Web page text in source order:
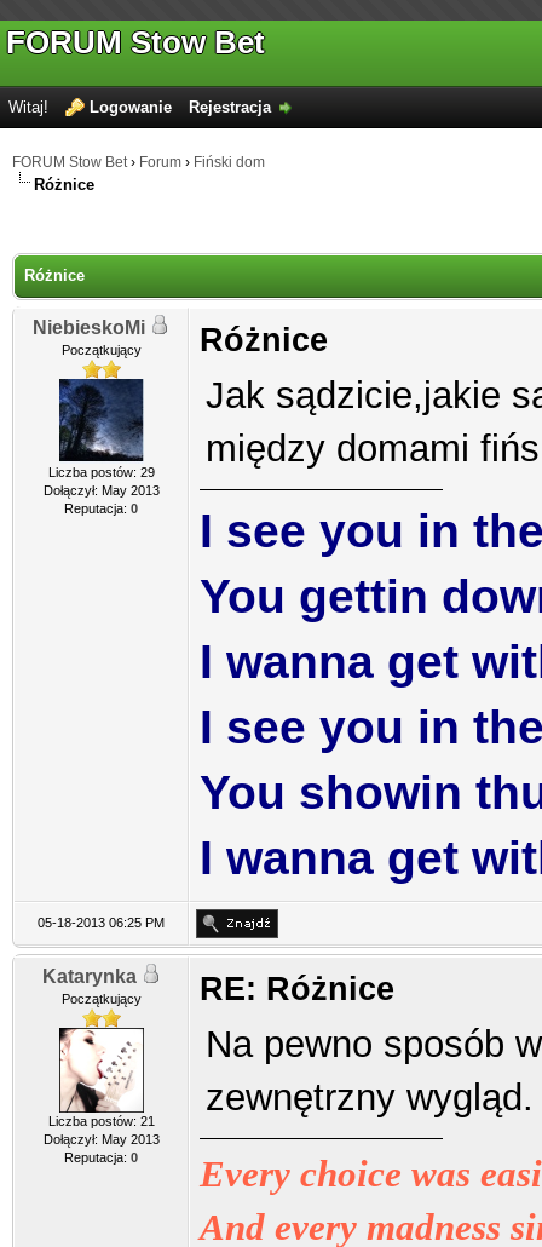
FORUM Stow Bet
Witaj! Logowanie Rejestracja
FORUM Stow Bet› Forum › Fiński dom
Różnice
Różnice
NiebieskoMi
Początkujący
Liczba postów: 29
Dołączył: May 2013
Reputacja: 0
Różnice
Jak sądzicie,jakie
między domami
I see you in
You gettin
I wanna get
I see you in
You showin
I wanna get
05-18-2013 06:25 PM
Katarynka
Początkujący
Liczba postów: 21
Dołączył: May 2013
Reputacja: 0
RE: Różnice
Na pewno sposób
zewnętrzny wygląd.
Every choice was
And every madness